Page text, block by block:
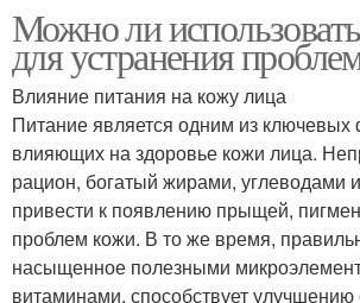
Можно ли
для устранения
Влияние питания на кожу лица
Питание является одним из ключевых
влияющих на здоровье кожи лица.
рацион, богатый жирами, углеводами
привести к появлению прыщей,
проблем кожи. В то же время,
насыщенное полезными
витаминами, способствует улучшению